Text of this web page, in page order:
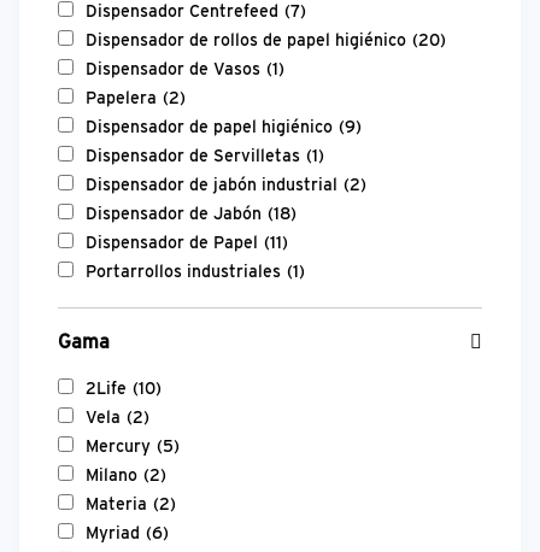
Dispensador Centrefeed (7)
Dispensador de rollos de papel higiénico (20)
Dispensador de Vasos (1)
Papelera (2)
Dispensador de papel higiénico (9)
Dispensador de Servilletas (1)
Dispensador de jabón industrial (2)
Dispensador de Jabón (18)
Dispensador de Papel (11)
Portarrollos industriales (1)
Gama
2Life (10)
Vela (2)
Mercury (5)
Milano (2)
Materia (2)
Myriad (6)